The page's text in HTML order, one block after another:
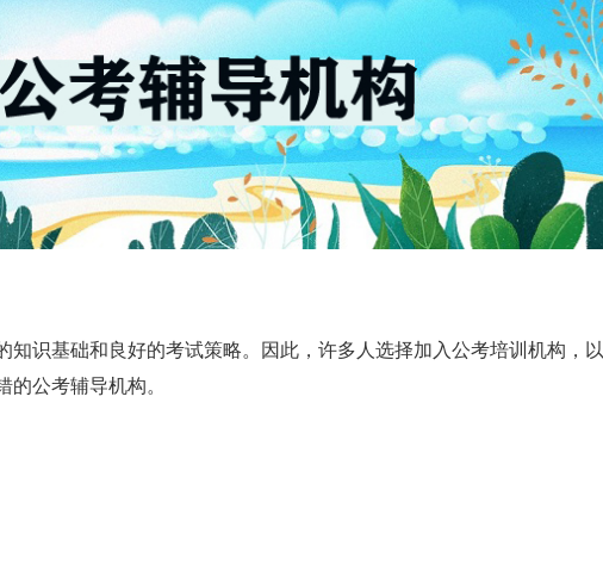
识基础和良好的考试策略。因此，许多人选择加入公考培训机构，以
公考辅导机构。